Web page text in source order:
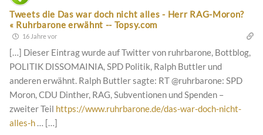
Tweets die Das war doch nicht alles - Herr RAG-Moron?
« Ruhrbarone erwähnt -- Topsy.com
16 Jahre vor
[…] Dieser Eintrag wurde auf Twitter von ruhrbarone, Bottblog,
POLITIK DISSOMAINIA, SPD Politik, Ralph Buttler und
anderen erwähnt. Ralph Buttler sagte: RT @ruhrbarone: SPD
Moron, CDU Dinther, RAG, Subventionen und Spenden –
zweiter Teil https://www.ruhrbarone.de/das-war-doch-nicht-
alles-h … […]